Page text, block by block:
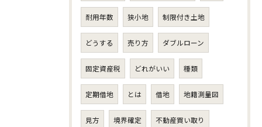
耐用年数 狭小地 制限付き土地
どうする 売り方 ダブルローン
固定資産税 どれがいい 種類
定期借地 とは 借地 地籍測量図
見方 境界確定 不動産買い取り